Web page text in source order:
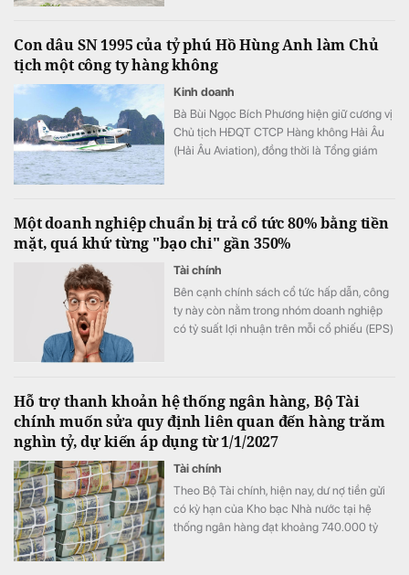
Con dâu SN 1995 của tỷ phú Hồ Hùng Anh làm Chủ
tịch một công ty hàng không
Kinh doanh
Bà Bùi Ngọc Bích Phương hiện giữ cương vị
Chủ tịch HĐQT CTCP Hàng không Hải Âu
(Hải Âu Aviation), đồng thời là Tổng giám
Một doanh nghiệp chuẩn bị trả cổ tức 80% bằng tiền
mặt, quá khứ từng "bạo chi" gần 350%
Tài chính
Bên cạnh chính sách cổ tức hấp dẫn, công
ty này còn nằm trong nhóm doanh nghiệp
có tỷ suất lợi nhuận trên mỗi cổ phiếu (EPS)
Hỗ trợ thanh khoản hệ thống ngân hàng, Bộ Tài
chính muốn sửa quy định liên quan đến hàng trăm
nghìn tỷ, dự kiến áp dụng từ 1/1/2027
Tài chính
Theo Bộ Tài chính, hiện nay, dư nợ tiền gửi
có kỳ hạn của Kho bạc Nhà nước tại hệ
thống ngân hàng đạt khoảng 740.000 tỷ